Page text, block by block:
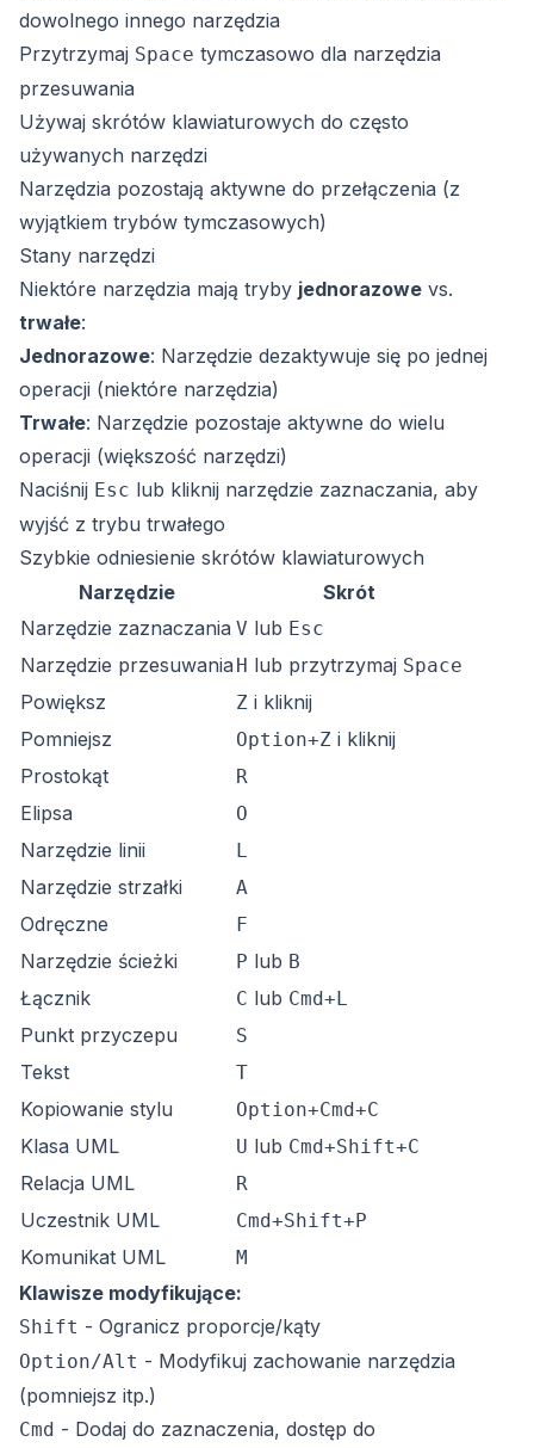
dowolnego innego narzędzia
Przytrzymaj Space tymczasowo dla narzędzia
przesuwania
Używaj skrótów klawiaturowych do często
używanych narzędzi
Narzędzia pozostają aktywne do przełączenia (z
wyjątkiem trybów tymczasowych)
Stany narzędzi
Niektóre narzędzia mają tryby jednorazowe vs.
trwałe:
Jednorazowe: Narzędzie dezaktywuje się po jednej
operacji (niektóre narzędzia)
Trwałe: Narzędzie pozostaje aktywne do wielu
operacji (większość narzędzi)
Naciśnij Esc lub kliknij narzędzie zaznaczania, aby
wyjść z trybu trwałego
Szybkie odniesienie skrótów klawiaturowych
Narzędzie
Skrót
Narzędzie zaznaczania V lub Esc
Narzędzie przesuwania H lub przytrzymaj Space
Powiększ Z i kliknij
Pomniejsz
Option+Z i kliknij
Prostokąt
R
Elipsa O
Narzędzie linii L
Narzędzie strzałki A
Odręczne F
Narzędzie ścieżki P lub B
Łącznik C lub Cmd+L
Punkt przyczepu S
Tekst T
Kopiowanie stylu Option+Cmd+C
Klasa UML U lub Cmd+Shift+C
Relacja UML R
Uczestnik UML Cmd+Shift+P
Komunikat UML M
Klawisze modyfikujące:
Shift - Ogranicz proporcje/kąty
Option/Alt - Modyfikuj zachowanie narzędzia
(pomniejsz itp.)
Cmd - Dodaj do zaznaczenia, dostęp do